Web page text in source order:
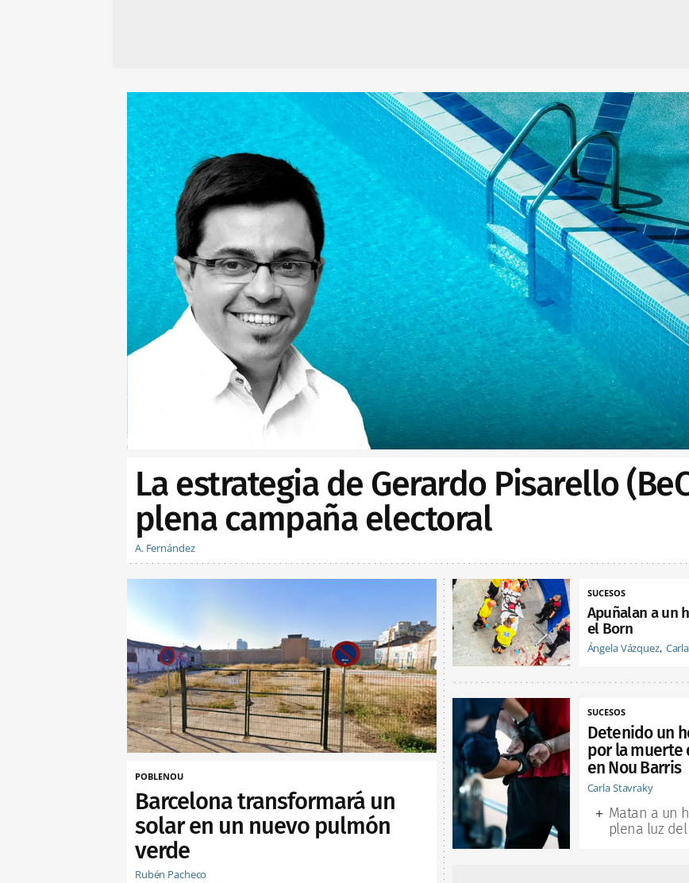
La estrategia de Gerardo Pisarello
plena campaña electoral
A. Fernández
POBLENOU
Barcelona transformará un
solar en un nuevo pulmón
verde
Rubén Pacheco
SUCESOS
Apuñalan a un
el Born
Ángela Vázquez
SUCESOS
Detenido un
por la muerte
en Nou Barris
Carla Stavraky
Matan a un
plena luz